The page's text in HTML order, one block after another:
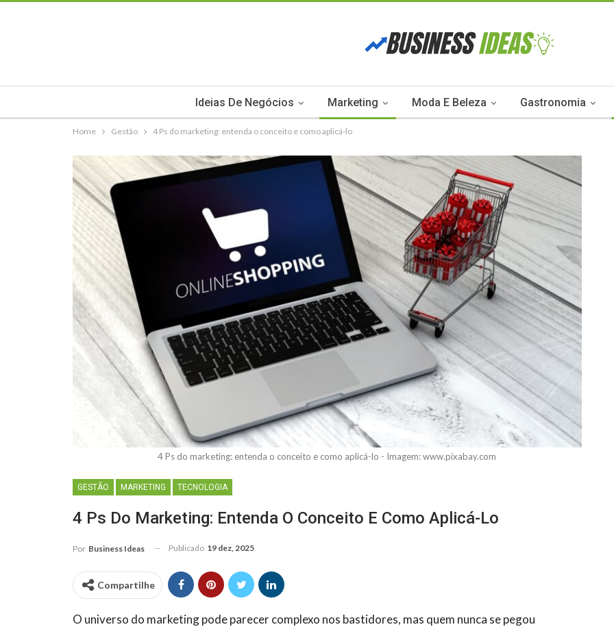
Ideias De Negócios Marketing Moda E Beleza Gastronomia
Home Gestão 4 Ps do marketing: entenda o conceito e como aplicá-lo
4 Ps do marketing: entenda o conceito e como aplicá-lo - Imagem: www.pixabay.com
GESTÃO MARKETING TECNOLOGIA
4 Ps Do Marketing: Entenda O Conceito E Como Aplicá-Lo
Por Business Ideas Publicado 19 dez, 2025
Compartilhe
O universo do marketing pode parecer complexo nos bastidores, mas quem nunca se pegou